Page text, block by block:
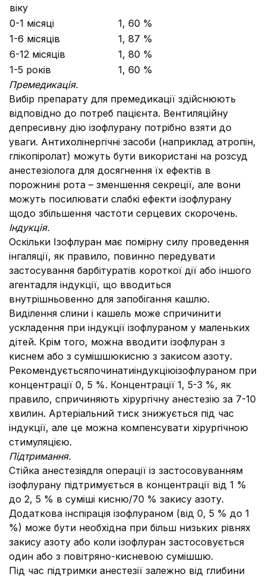
віку
0-1 місяці
1, 60 %
1-6 місяців
1, 87 %
6-12 місяців
1, 80 %
1-5 років
1, 60 %
Премедикація.
Вибір препарату для премедикації здійснюють
відповідно до потреб пацієнта. Вентиляційну
депресивну дію ізофлурану потрібно взяти до
уваги. Антихолінергічні засоби (наприклад атропін,
глікопіролат) можуть бути використані на розсуд
анестезіолога для досягнення їх ефектів в
порожнині рота – зменшення секреції, але вони
можуть посилювати слабкі ефекти ізофлурану
щодо збільшення частоти серцевих скорочень.
Індукція.
Оскільки Ізофлуран має помірну силу проведення
інгаляції, як правило, повинно передувати
застосування барбітуратів короткої дії або іншого
агентадля індукції, що вводиться
внутрішньовенно для запобігання кашлю.
Виділення слини і кашель може спричинити
ускладення при індукції ізофлураном у маленьких
дітей. Крім того, можна вводити ізофлуран з
киснем або з сумішшюкисню з закисом азоту.
Рекомендуєтьсяпочинатиіндукціюізофлураном при
концентрації 0, 5 %. Концентрації 1, 5-3 %, як
правило, спричиняють хірургічну анестезію за 7-10
хвилин. Артеріальний тиск знижується під час
індукції, але це можна компенсувати хірургічною
стимуляцією.
Підтримання.
Cтійка анестезіядля операції із застосовуванням
ізофлурану підтримується в концентрації від 1 %
до 2, 5 % в суміші кисню/70 % закису азоту.
Додаткова інспірація ізофлураном (від 0, 5 % до 1
%) може бути необхідна при більш низьких рівнях
закису азоту або коли ізофлуран застосовується
один або з повітряно-кисневою сумішшю.
Під час підтримки анестезії залежно від глибини